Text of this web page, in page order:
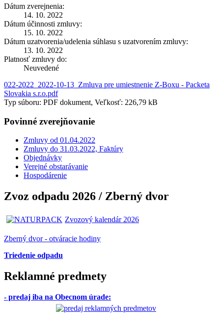
Dátum zverejnenia:
14. 10. 2022
Dátum účinnosti zmluvy:
15. 10. 2022
Dátum uzatvorenia/udelenia súhlasu s uzatvorením zmluvy:
13. 10. 2022
Platnosť zmluvy do:
Neuvedené
022-2022_2022-10-13_Zmluva pre umiestnenie Z-Boxu - Packeta
Slovakia s.r.o.pdf
Typ súboru: PDF dokument, Veľkosť: 226,79 kB
Povinné zverejňovanie
Zmluvy od 01.04.2022
Zmluvy do 31.03.2022, Faktúry
Objednávky
Verejné obstarávanie
Hospodárenie
Zvoz odpadu 2026 / Zberný dvor
Zvozový kalendár 2026
Zberný dvor - otváracie hodiny
Triedenie odpadu
Reklamné predmety
- predaj iba na Obecnom úrade: